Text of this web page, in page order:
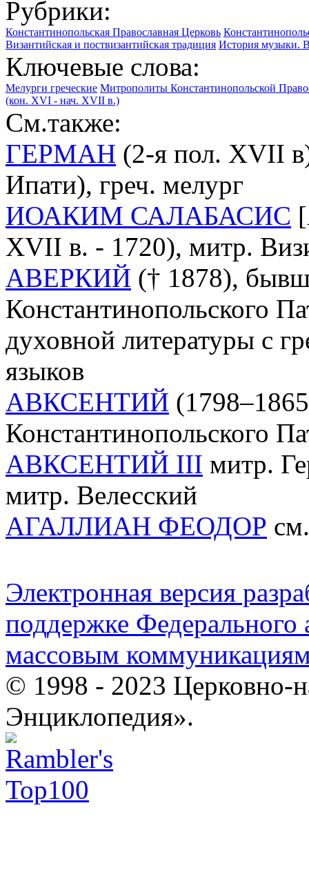
Рубрики:
Константинопольская Православная Церковь
Византийская и поствизантийская традиция История музыки.
Ключевые слова:
Мелурги греческие Митрополиты Константинопольской
(кон. XVI - нач. ХVII в.)
См.также:
ГЕРМАН (2-я пол. XVII
Ипати), греч. мелург
ИОАКИМ САЛАБАСИС
XVII в. - 1720), митр.
АВЕРКИЙ († 1878),
Константинопольского
духовной литературы с
языков
АВКСЕНТИЙ
Константинопольского
АВКСЕНТИЙ III митр.
митр. Велесский
АГАЛЛИАН ФЕОДОР
Электронная версия
поддержке Федерального
массовым
© 1998 - 2023 Церковно-
Энциклопедия».